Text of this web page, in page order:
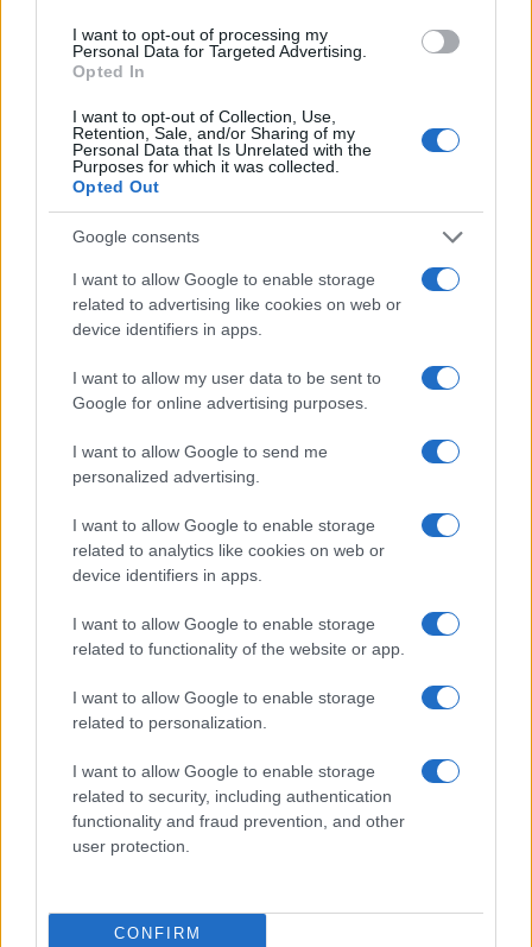
I want to opt-out of processing my
Personal Data for Targeted Advertising.
Opted In
I want to opt-out of Collection, Use,
Retention, Sale, and/or Sharing of my
Personal Data that Is Unrelated with the
Purposes for which it was collected.
Opted Out
Google consents
I want to allow Google to enable storage
related to advertising like cookies on web or
device identifiers in apps.
I want to allow my user data to be sent to
Google for online advertising purposes.
I want to allow Google to send me
personalized advertising.
I want to allow Google to enable storage
related to analytics like cookies on web or
device identifiers in apps.
I want to allow Google to enable storage
related to functionality of the website or app.
I want to allow Google to enable storage
related to personalization.
I want to allow Google to enable storage
related to security, including authentication
functionality and fraud prevention, and other
user protection.
CONFIRM
Cotización de Bitcoin hoy: análisis del mercado y tendencias
Diego Martín · 8 Ago 2026
Guía para comparar créditos: TIN, TAE y comisiones
explicadas
Marta Ruiz · 8 Ago 2026